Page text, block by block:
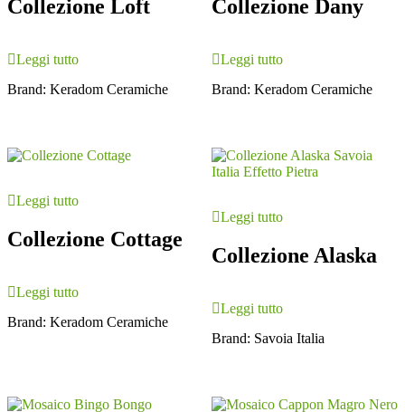
Collezione Loft
Leggi tutto
Brand: Keradom Ceramiche
Collezione Dany
Leggi tutto
Brand: Keradom Ceramiche
Leggi tutto
Collezione Cottage
Leggi tutto
Brand: Keradom Ceramiche
Leggi tutto
Collezione Alaska
Leggi tutto
Brand: Savoia Italia